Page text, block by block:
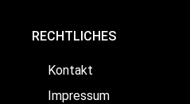
RECHTLICHES
Kontakt
Impressum